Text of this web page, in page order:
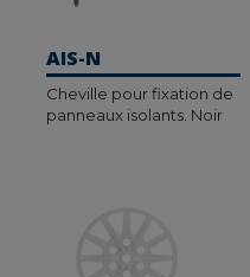
AIS-N
Cheville pour fixation de
panneaux isolants. Noir